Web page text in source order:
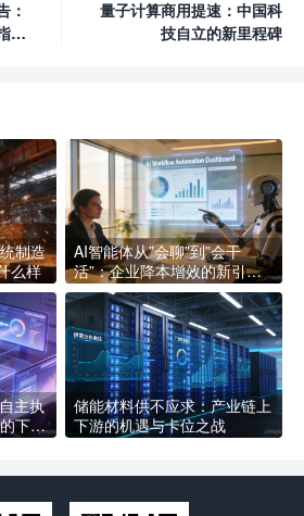
：
引
量子计算商用提速：中国科
技自立的新里程碑
制造
么样
AI智能体从”会聊”到”会干
活”：企业降本增效的新引擎
长什么样
主执
下一
储能材料供不应求：产业链上
下游的机遇与卡位之战